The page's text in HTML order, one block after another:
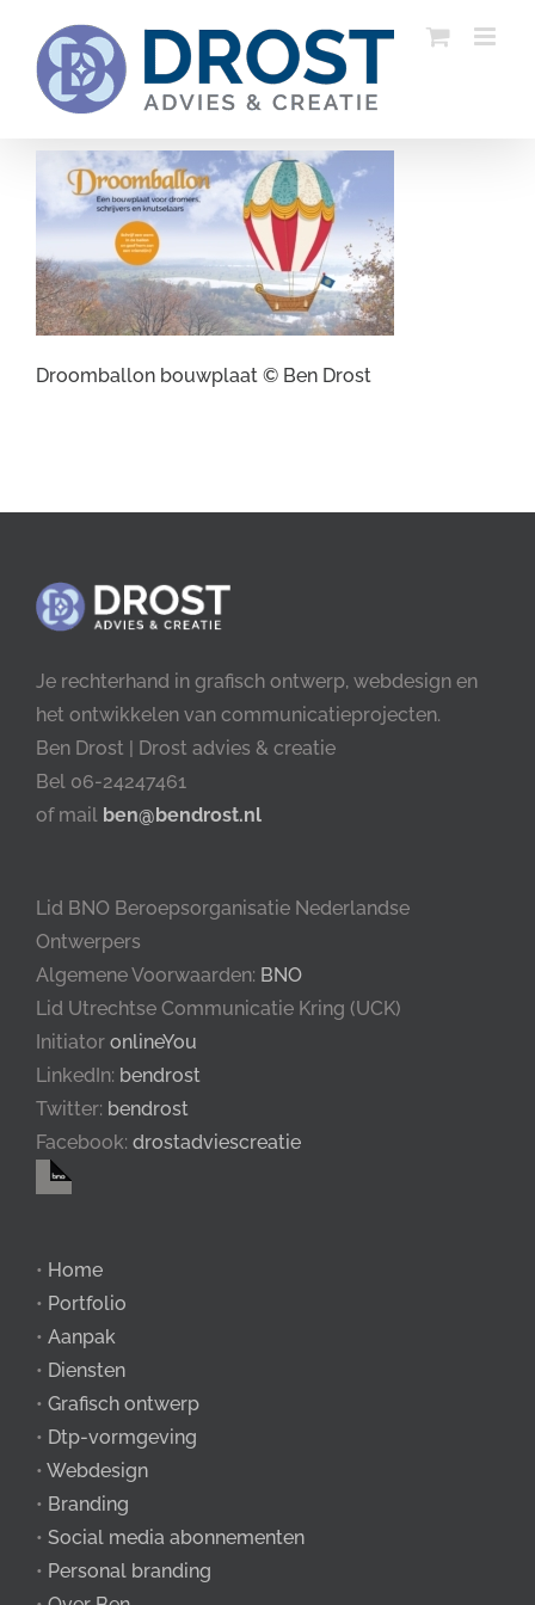
inhoud
Droomballon bouwplaat © Ben Drost
Je rechterhand in grafisch ontwerp, webdesign en
het ontwikkelen van communicatieprojecten.
Ben Drost | Drost advies & creatie
Bel 06-24247461
of mail ben@bendrost.nl
Lid BNO Beroepsorganisatie Nederlandse
Ontwerpers
Algemene Voorwaarden: BNO
Lid Utrechtse Communicatie Kring (UCK)
Initiator onlineYou
LinkedIn: bendrost
Twitter: bendrost
Facebook: drostadviescreatie
• Home
• Portfolio
• Aanpak
• Diensten
• Grafisch ontwerp
• Dtp-vormgeving
• Webdesign
• Branding
• Social media abonnementen
• Personal branding